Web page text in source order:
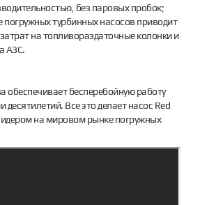
без паровых пробок;
погружных турбинных насосов приводит
на топливораздаточные колонки и
АЗС.
обеспечивает бесперебойную работу
десятилетий. Все это делает насос Red
на мировом рынке погружных